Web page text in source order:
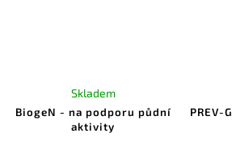
BiogeN - na podporu půdní
aktivity
Skladem
PREV-